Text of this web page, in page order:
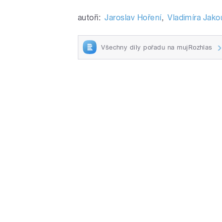
autoři: Jaroslav Hoření, Vladimíra
Všechny díly pořadu na mujRozhlas